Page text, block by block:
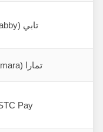
تابي (Tabby)
تمارا (Tamara)
Pay